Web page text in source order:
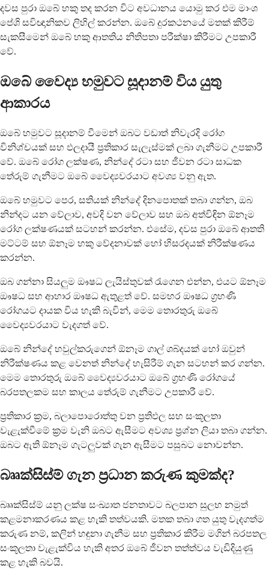
දවස පුරා ඔබේ හකු තද කරන විට අවධානය යොමු කර එම මාංශ
පේශි සවිඥානිකව ලිහිල් කරන්න. ඔබේ දුරකථනයේ මතක් කිරීම්
සැකසීමෙන් ඔබේ හකු ආතතිය නිතිපතා පරීක්ෂා කිරීමට උපකාරී
වේ.
ඔබේ වෛද්‍ය හමුවට සූදානම් විය යුතු
ආකාරය
ඔබේ හමුවට සූදානම් වීමෙන් ඔබට වඩාත් නිවැරදි රෝග
විනිශ්චයක් සහ ඵලදායී ප්‍රතිකාර සැලැස්මක් ලබා ගැනීමට උපකාරී
වේ. ඔබේ රෝග ලක්ෂණ, නින්දේ රටා සහ ජීවන රටා සාධක
තේරුම් ගැනීමට ඔබේ වෛද්‍යවරයාට අවශ්‍ය වනු ඇත.
ඔබේ හමුවට පෙර, සතියක් නින්දේ දිනපොතක් තබා ගන්න, ඔබ
නින්දට යන වේලාව, අවදි වන වේලාව සහ ඔබ අත්විඳින ඕනෑම
රෝග ලක්ෂණයක් සටහන් කරන්න. එසේම, දවස පුරා ඔබේ ආතති
මට්ටම් සහ ඕනෑම හකු වේදනාවක් හෝ හිසරදයක් නිරීක්ෂණය
කරන්න.
ඔබ ගන්නා සියලුම ඖෂධ ලැයිස්තුවක් රැගෙන එන්න, එයට ඕනෑම
ඖෂධ සහ ආහාර ඖෂධ ඇතුළත් වේ. සමහර ඖෂධ ග්‍රහණි
රෝගයට දායක විය හැකි බැවින්, මෙම තොරතුරු ඔබේ
වෛද්‍යවරයාට වැදගත් වේ.
ඔබේ නින්දේ හවුල්කරුගෙන් ඕනෑම ගාල් ශබ්දයක් හෝ ඔවුන්
නිරීක්ෂණය කළ වෙනත් නින්දේ හැසිරීම් ගැන සටහන් කර ගන්න.
මෙම තොරතුරු ඔබේ වෛද්‍යවරයාට ඔබේ ග්‍රහණි රෝගයේ
බරපතලකම සහ කාලය තේරුම් ගැනීමට උපකාරී වේ.
ප්‍රතිකාර ක්‍රම, බලාපොරොත්තු වන ප්‍රතිඵල සහ සංකූලතා
වැළැක්වීමේ ක්‍රම වැනි ඔබට ඇසීමට අවශ්‍ය ප්‍රශ්න ලියා තබා ගන්න.
ඔබට ඇති ඕනෑම ගැටලුවක් ගැන ඇසීමට පසුබට නොවන්න.
බෲක්සිස්ම් ගැන ප්‍රධාන කරුණ කුමක්ද?
බෲක්සිස්ම් යනු ලක්ෂ සංඛ්‍යාත ජනතාවට බලපාන සුලභ නමුත්
කළමනාකරණය කළ හැකි තත්වයකි. මතක තබා ගත යුතු වැදගත්ම
කරුණ නම්, කලින් හඳුනා ගැනීම සහ ප්‍රතිකාර කිරීම මගින් බරපතල
සංකූලතා වැළැක්විය හැකි අතර ඔබේ ජීවන තත්ත්වය වැඩිදියුණු
කළ හැකි බවයි.